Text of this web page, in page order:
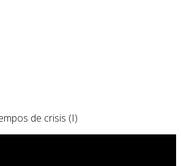
de crisis (I)